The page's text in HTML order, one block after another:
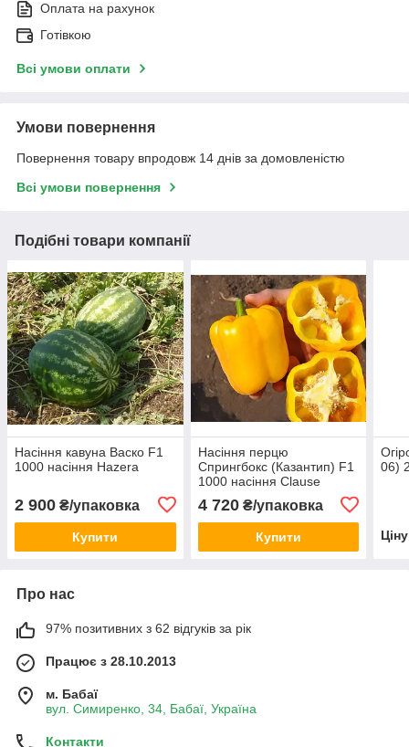
Оплата на рахунок
Готівкою
Всі умови оплати
Умови повернення
Повернення товару впродовж 14 днів за домовленістю
Всі умови повернення
Подібні товари компанії
Насіння кавуна Васко F1
1000 насіння Hazera
2 900 ₴/упаковка
Купити
Насіння перцю
Спрингбокс (Казантип) F1
1000 насіння Clause
4 720₴/упаковка
Купити
06)
Про нас
97% позитивних з 62 відгуків за рік
Працює з 28.10.2013
м. Бабаї
вул. Симиренко, 34, Бабаї, Україна
Контакти